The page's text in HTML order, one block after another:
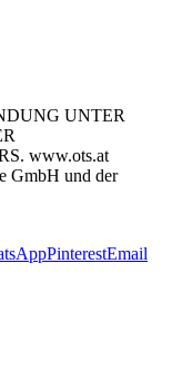
UNTER
www.ots.at
GmbH und der
PinterestEmail